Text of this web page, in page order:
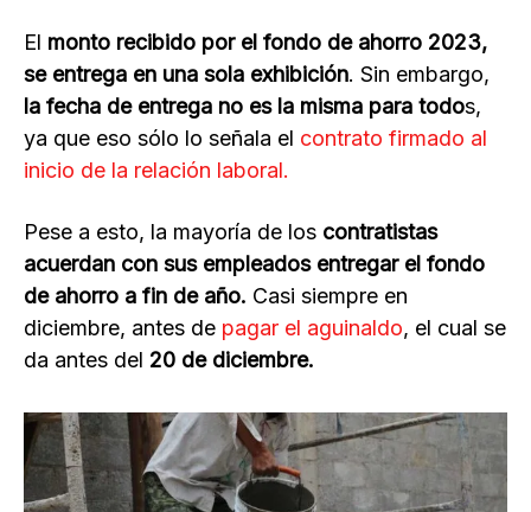
El monto recibido por el fondo de ahorro 2023,
se entrega en una sola exhibición. Sin embargo,
la fecha de entrega no es la misma para todos,
ya que eso sólo lo señala el contrato firmado al
inicio de la relación laboral.
Pese a esto, la mayoría de los contratistas
acuerdan con sus empleados entregar el fondo
de ahorro a fin de año. Casi siempre en
diciembre, antes de pagar el aguinaldo, el cual se
da antes del 20 de diciembre.